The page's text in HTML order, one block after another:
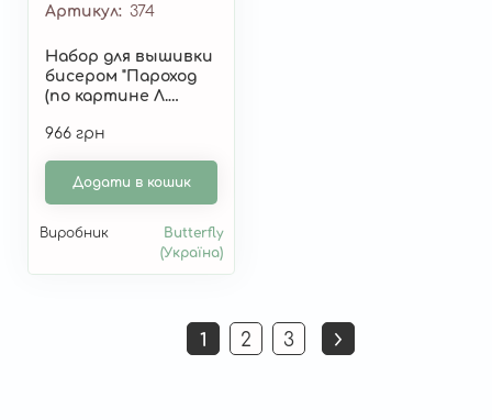
Артикул 374
Набор для вышивки
бисером "Пароход
(по картине Л.
966 грн
Додати в кошик
Виробник
Butterfly
(Україна)
Поточна
1 Страница
2 Страница
3